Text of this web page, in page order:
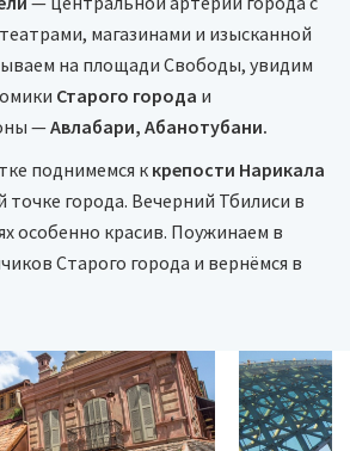
магазинами и изысканной
на площади Свободы, увидим
Старого города и
—Авлабари, Абанотубани.
поднимемся к крепости Нарикала
города. Вечерний Тбилиси в
особенно красив. Поужинаем в
Старого города и вернёмся в